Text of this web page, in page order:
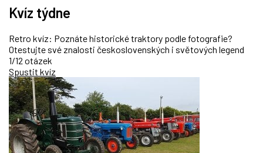
Kvíz týdne
Retro kvíz: Poznáte historické traktory podle fotografie?
Otestujte své znalosti československých i světových legend
1/12 otázek
Spustit kvíz